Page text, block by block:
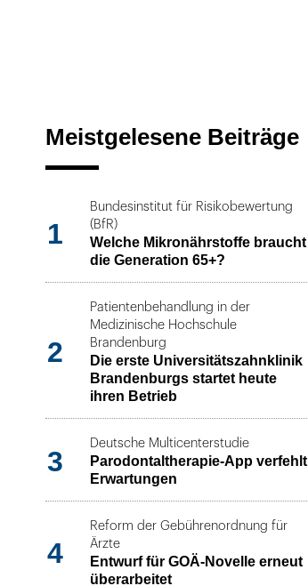
Meistgelesene Beiträge
1
Bundesinstitut für Risikobewertung
(BfR)
Welche Mikronährstoffe braucht
die Generation 65+?
2
Patientenbehandlung in der
Medizinische Hochschule
Brandenburg
Die erste Universitätszahnklinik
Brandenburgs startet heute
ihren Betrieb
3
Deutsche Multicenterstudie
Parodontaltherapie-App verfehlt
Erwartungen
4
Reform der Gebührenordnung für
Ärzte
Entwurf für GOÄ-Novelle erneut
überarbeitet